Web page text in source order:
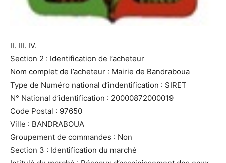
II. III. IV.
Section 2 : Identification de l’acheteur
Nom complet de l’acheteur : Mairie de Bandraboua
Type de Numéro national d’indentification : SIRET
N° National d’identification : 20000872000019
Code Postal : 97650
Ville : BANDRABOUA
Groupement de commandes : Non
Section 3 : Identification du marché